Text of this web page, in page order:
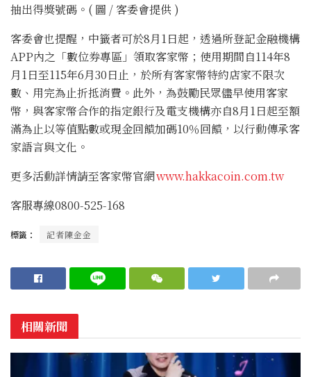
抽出得獎號碼。( 圖 / 客委會提供 )
客委會也提醒，中籤者可於8月1日起，透過所登記金融機構
APP內之「數位券專區」領取客家幣；使用期間自114年8
月1日至115年6月30日止，於所有客家幣特約店家不限次
數、用完為止折抵消費。此外，為鼓勵民眾儘早使用客家
幣，與客家幣合作的指定銀行及電支機構亦自8月1日起至額
滿為止以等值點數或現金回饋加碼10％回饋，以行動傳承客
家語言與文化。
更多活動詳情請至客家幣官網www.hakkacoin.com.tw
客服專線0800‑525‑168
標籤： 記者陳金金
相關新聞